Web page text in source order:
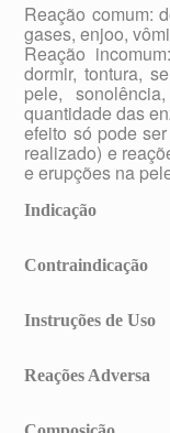
Reação comum:
gases, enjoo,
Reação
dormir, tontura,
pele,
quantidade das
efeito só pode
realizado) e
e erupções na
Indicação
- Tratamento de
- Tratamento da
esofagite;
- Tratamento
ácida e dor
Contraindicação
benzimidazóis
Instruções de Uso
administrados
mastigado.
Reações Adversa